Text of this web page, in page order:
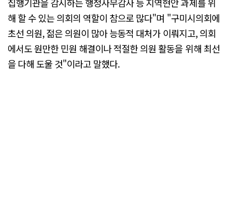
해 할 수 있는 의회의 역할이 참으로 많다"며 "구미시의회에
초선 의원, 젊은 의원이 많아 능동적 대처가 이뤄지고, 의회
에서도 원만한 민원 해결이나 적절한 의원 활동을 위해 최선
을 다해 도울 것"이라고 말했다.